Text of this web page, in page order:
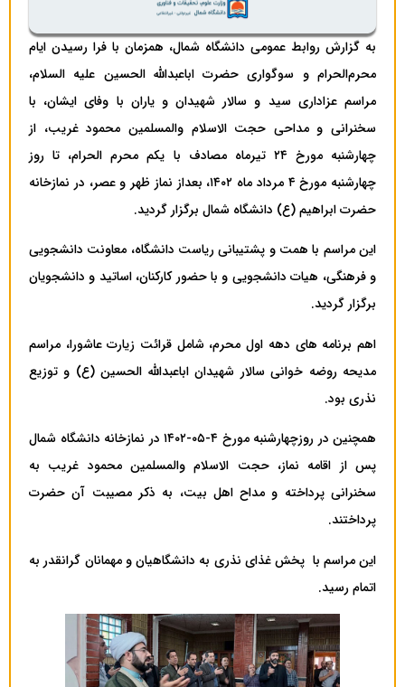
به گزارش روابط عمومی دانشگاه شمال، همزمان با فرا رسیدن ایام
محرم‌الحرام و سوگواری حضرت اباعبدالله الحسین علیه السلام،
مراسم عزاداری سید و سالار شهیدان و یاران با وفای ایشان، با
سخنرانی و مداحی حجت الاسلام والمسلمین محمود غریب، از
چهارشنبه مورخ ۲۴ تیرماه مصادف با یکم محرم الحرام، تا روز
چهارشنبه مورخ ۴ مرداد ماه ۱۴۰۲، بعداز نماز ظهر و عصر، در نمازخانه
حضرت ابراهیم (ع) دانشگاه شمال برگزار گردید.
این مراسم با همت و پشتیبانی ریاست دانشگاه، معاونت دانشجویی
و فرهنگی، هیات دانشجویی و با حضور کارکنان، اساتید و دانشجویان
برگزار گردید.
اهم برنامه‏ های دهه اول محرم، شامل قرائت زیارت عاشورا، مراسم
مدیحه روضه خوانی سالار شهیدان اباعبدالله الحسین (ع) و توزیع
نذری بود.
همچنین در روزچهارشنبه مورخ ۴-۰۵-۱۴۰۲ در نمازخانه دانشگاه شمال
پس از اقامه نماز، حجت الاسلام والمسلمین محمود غریب به
سخنرانی پرداخته و مداح اهل بیت، به ذکر مصیبت آن حضرت
پرداختند.
این مراسم با پخش غذای نذری به دانشگاهیان و مهمانان گرانقدر به
اتمام رسید.